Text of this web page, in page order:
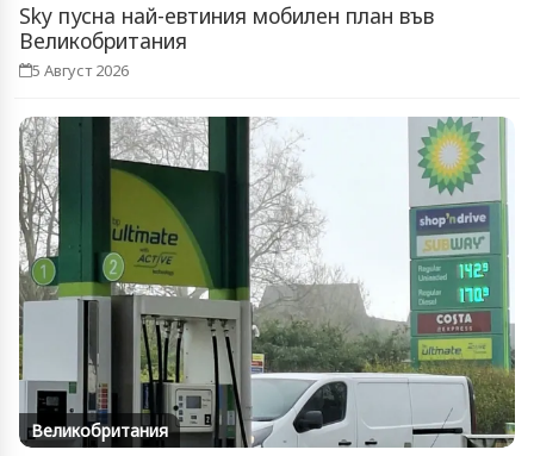
Sky пусна най-евтиния мобилен план във
Великобритания
5 Август 2026
Великобритания